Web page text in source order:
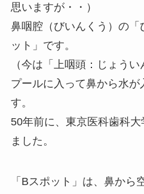
思いますが・・）
鼻咽腔（びいんくう）の
ット」です。
（今は「上咽頭：じょうい
プールに入って鼻から水
す。
50年前に、東京医科歯科
ました。
「Bスポット」は、鼻から